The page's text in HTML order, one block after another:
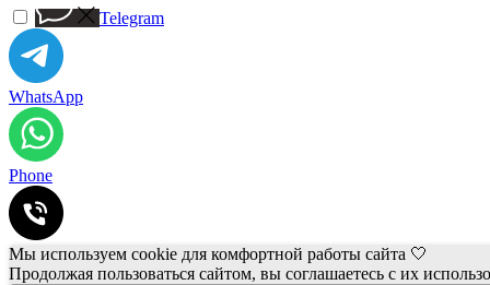
Telegram
WhatsApp
Phone
Мы используем cookie для комфортной работы сайта 🤍
Продолжая пользоваться сайтом, вы соглашаетесь с их